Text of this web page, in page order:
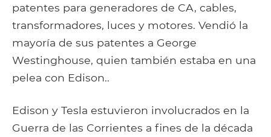
patentes para generadores de CA, cables,
transformadores, luces y motores. Vendió la
mayoría de sus patentes a George
Westinghouse, quien también estaba en una
pelea con Edison..
Edison y Tesla estuvieron involucrados en la
Guerra de las Corrientes a fines de la década